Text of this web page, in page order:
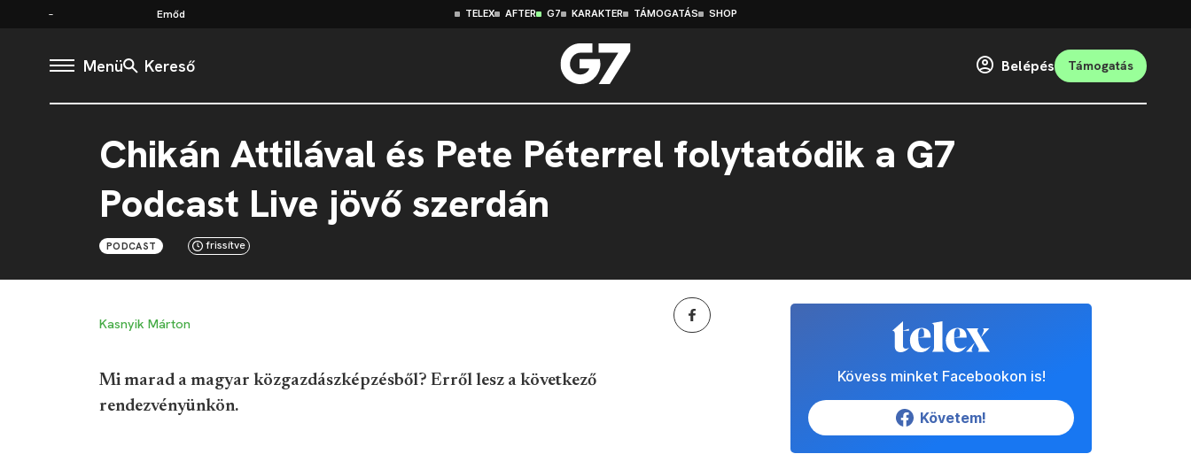
Emőd TELEX AFTER G7 KARAKTER TÁMOGATÁS SHOP
Menü Kereső Belépés Támogatás
Chikán Attilával és Pete Péterrel folytatódik a G7
Podcast Live jövő szerdán
PODCAST frissítve
Kasnyik Márton
Mi marad a magyar közgazdászképzésből? Erről lesz a következő
rendezvényünkön.
Kövess minket Facebookon is!
Követem!